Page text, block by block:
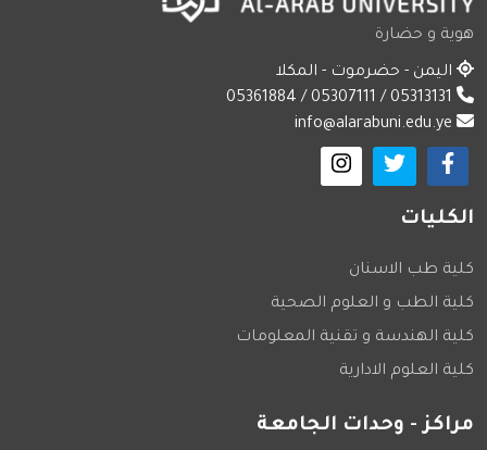
هوية و حضارة
اليمن - حضرموت - المكلا
info@alarabuni.edu.ye
الكليات
كلية طب الاسنان
كلية الطب و العلوم الصحية
كلية الهندسة و تقنية المعلومات
كلية العلوم الادارية
مراكز - وحدات الجامعة